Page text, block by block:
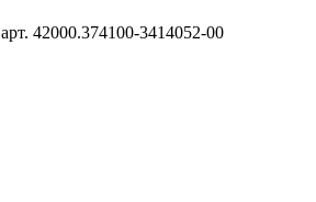
42000.374100-3414052-00